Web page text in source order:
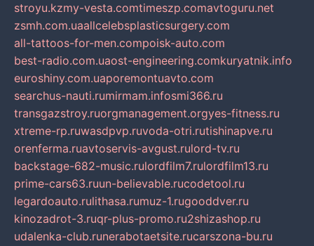
stroyu.kzmy-vesta.comtimeszp.comavtoguru.net
zsmh.com.uaallcelebsplasticsurgery.com
all-tattoos-for-men.compoisk-auto.com
best-radio.com.uaost-engineering.comkuryatnik.info
euroshiny.com.uaporemontuavto.com
searchus-nauti.rumirmam.infosmi366.ru
transgazstroy.ruorgmanagement.orgyes-fitness.ru
xtreme-rp.ruwasdpvp.ruvoda-otri.rutishinapve.ru
orenferma.ruavtoservis-avgust.rulord-tv.ru
backstage-682-music.rulordfilm7.rulordfilm13.ru
prime-cars63.ruun-believable.rucodetool.ru
legardoauto.rulithasa.rumuz-1.rugooddver.ru
kinozadrot-3.ruqr-plus-promo.ru2shizashop.ru
udalenka-club.runerabotaetsite.rucarszona-bu.ru